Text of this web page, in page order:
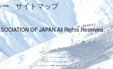
ー サイトマップ
OF JAPAN All Rights Reserved.